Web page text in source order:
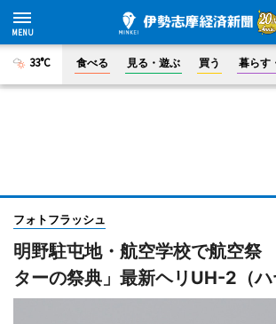
33°C 食べる 見る・遊ぶ 買う 暮らす
フォトフラッシュ
明野駐屯地・航空学校で航空
ターの祭典」最新ヘリUH-2（ハ